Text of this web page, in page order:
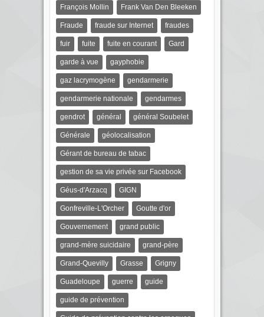
François Mollin Frank Van Den Bleeken
Fraude fraude sur Internet fraudes
fuir fuite fuite en courant Gard
garde à vue gayphobie
gaz lacrymogène gendarmerie
gendarmerie nationale gendarmes
gendrot général général Soubelet
Générale géolocalisation
Gérant de bureau de tabac
gestion de sa vie privée sur Facebook
Géus-d'Arzacq GIGN
Gonfreville-L'Orcher Goutte d'or
Gouvernement grand public
grand-mère suicidaire grand-père
Grand-Quevilly Grasse Grigny
Guadeloupe guerre guide
guide de prévention